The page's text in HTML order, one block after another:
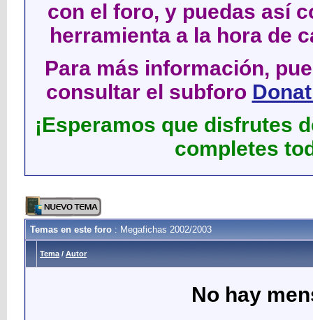
con el foro, y puedas así
herramienta a la hora de
Para más información,
consultar el subforo
¡Esperamos que disfrutes
completes
Temas en este foro : Megafichas 2002/2003
Tema / Autor
No hay